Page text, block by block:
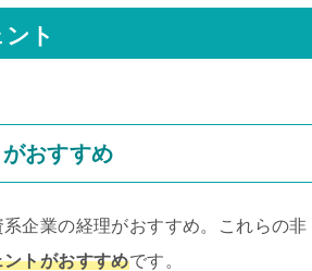
ト
おすすめ
企業の経理がおすすめ。これらの非
トがおすすめです。